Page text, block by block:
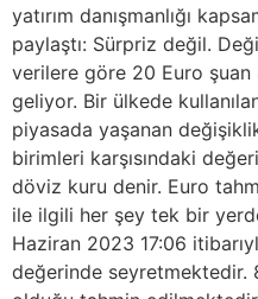
yatırım danışmanlığı
paylaştı: Sürpriz değil.
verilere göre 20 Euro şuan
geliyor. ​Bir ülkede
piyasada yaşanan
birimleri karşısındaki
döviz kuru denir. Euro
ile ilgili her şey tek bir
Haziran 2023 17:06
değerinde seyretmektedir.